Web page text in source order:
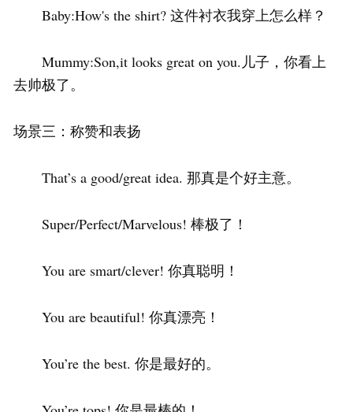
Baby:How's the shirt? 这件衬衣我穿上怎么样？
Mummy:Son,it looks great on you.儿子，你看上
去帅极了。
场景三：称赞和表扬
That’s a good/great idea. 那真是个好主意。
Super/Perfect/Marvelous! 棒极了！
You are smart/clever! 你真聪明！
You are beautiful! 你真漂亮！
You’re the best. 你是最好的。